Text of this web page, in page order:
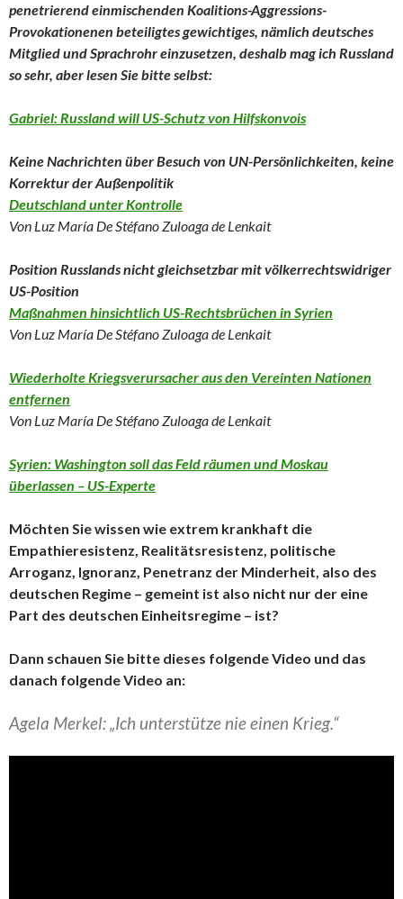
penetrierend einmischenden Koalitions-Aggressions-
Provokationenen beteiligtes gewichtiges, nämlich deutsches
Mitglied und Sprachrohr einzusetzen, deshalb mag ich Russland
so sehr, aber lesen Sie bitte selbst:
Gabriel: Russland will US-Schutz von Hilfskonvois
Keine Nachrichten über Besuch von UN-Persönlichkeiten, keine
Korrektur der Außenpolitik
Deutschland unter Kontrolle
Von Luz María De Stéfano Zuloaga de Lenkait
Position Russlands nicht gleichsetzbar mit völkerrechtswidriger
US-Position
Maßnahmen hinsichtlich US-Rechtsbrüchen in Syrien
Von Luz María De Stéfano Zuloaga de Lenkait
Wiederholte Kriegsverursacher aus den Vereinten Nationen
entfernen
Von Luz María De Stéfano Zuloaga de Lenkait
Syrien: Washington soll das Feld räumen und Moskau
überlassen – US-Experte
Möchten Sie wissen wie extrem krankhaft die
Empathieresistenz, Realitätsresistenz, politische
Arroganz, Ignoranz, Penetranz der Minderheit, also des
deutschen Regime – gemeint ist also nicht nur der eine
Part des deutschen Einheitsregime – ist?
Dann schauen Sie bitte dieses folgende Video und das
danach folgende Video an:
Agela Merkel: „Ich unterstütze nie einen Krieg.“